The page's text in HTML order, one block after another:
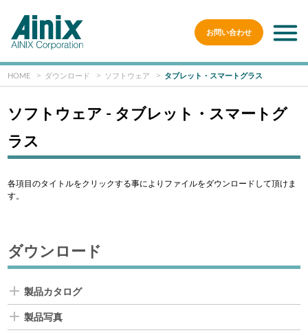
お問い合わせ
HOME ダウンロード ソフトウェア タブレット・スマートグラス
ダウンロード
製品カタログ
製品写真
ソフトウェア - タブレット・スマートグ
ラス
各項目のタイトルをクリックする事によりファイルをダウンロードして頂けま
す。